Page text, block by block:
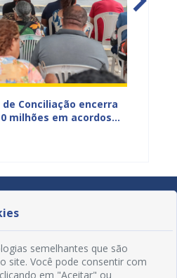
Conciliação encerra
milhões em acordos
semelhantes que são
site. Você pode consentir com
em "Aceitar" ou